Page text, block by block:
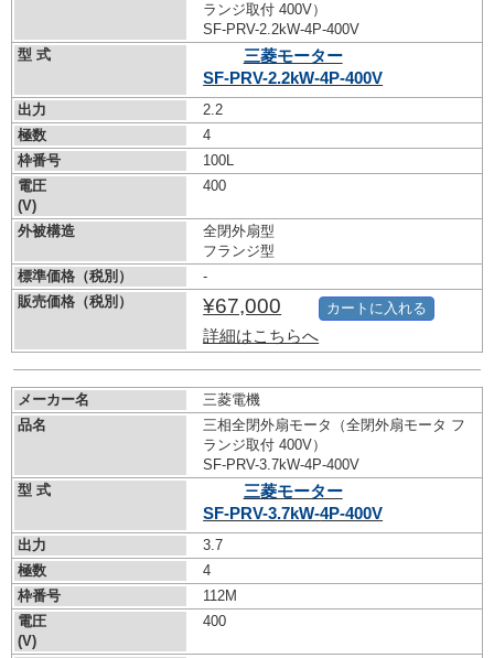
ランジ取付 400V）
SF-PRV-2.2kW-4P-400V
型 式
三菱モーター
SF-PRV-2.2kW-4P-400V
出力
2.2
極数
4
枠番号
100L
電圧
(V)
400
外被構造
全閉外扇型
フランジ型
標準価格（税別）
-
販売価格（税別）
¥67,000
詳細はこちらへ
カートに入れる
メーカー名
三菱電機
品名
三相全閉外扇モータ（全閉外扇モータ フ
ランジ取付 400V）
SF-PRV-3.7kW-4P-400V
型 式
三菱モーター
SF-PRV-3.7kW-4P-400V
出力
3.7
極数
4
枠番号
112M
電圧
(V)
400